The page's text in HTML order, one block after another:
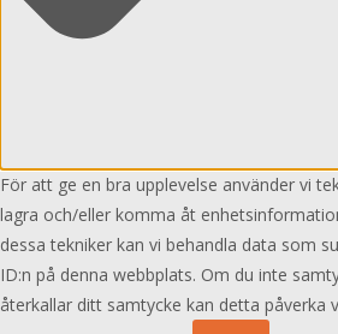
För att ge en bra upplevelse använder vi
lagra och/eller komma åt
dessa tekniker kan vi behandla data som
ID:n på denna webbplats. Om du inte
återkallar ditt samtycke kan detta påverka